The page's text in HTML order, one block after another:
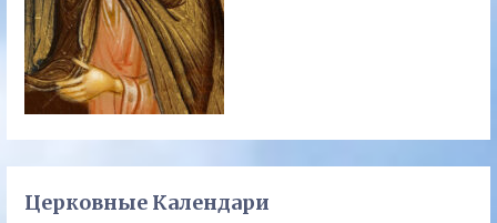
Церковные Календари